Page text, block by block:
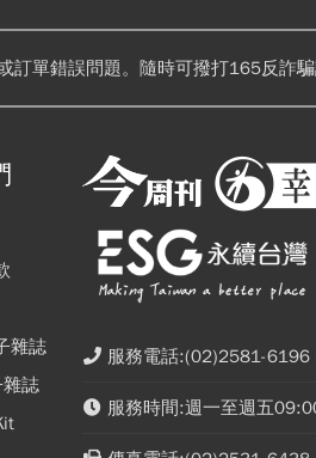
訂單錯誤問題。隨時可撥打165反詐騙
雜誌
誌
服務電話:(02)2581-6196
服務時間:週一至週五